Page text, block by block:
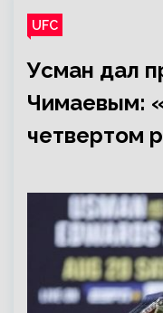
UFC
Усман дал
Чимаевым:
четвертом